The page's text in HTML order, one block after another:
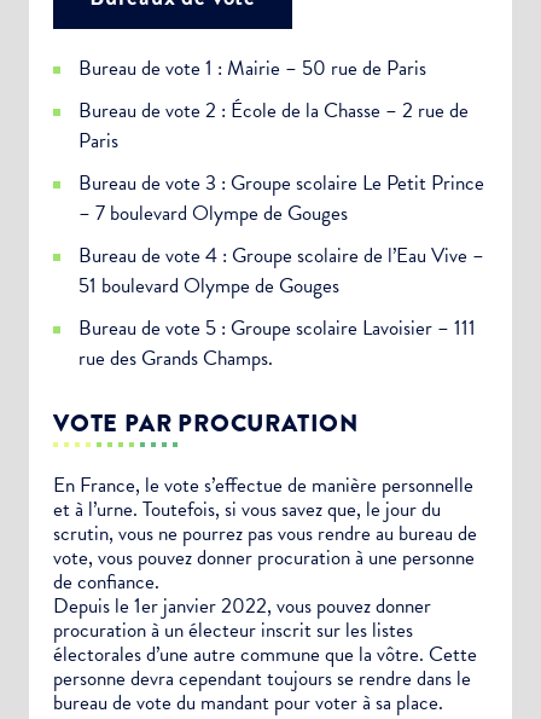
Bureau de vote 1 : Mairie – 50 rue de Paris
Bureau de vote 2 : École de la Chasse – 2 rue de
Paris
Bureau de vote 3 : Groupe scolaire Le Petit Prince
– 7 boulevard Olympe de Gouges
Bureau de vote 4 : Groupe scolaire de l’Eau Vive –
51 boulevard Olympe de Gouges
Bureau de vote 5 : Groupe scolaire Lavoisier – 111
rue des Grands Champs.
VOTE PAR PROCURATION
En France, le vote s’effectue de manière personnelle
et à l’urne. Toutefois, si vous savez que, le jour du
scrutin, vous ne pourrez pas vous rendre au bureau de
vote, vous pouvez donner procuration à une personne
de confiance.
Depuis le 1er janvier 2022, vous pouvez donner
procuration à un électeur inscrit sur les listes
électorales d’une autre commune que la vôtre. Cette
personne devra cependant toujours se rendre dans le
bureau de vote du mandant pour voter à sa place.